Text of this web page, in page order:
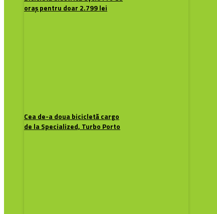
oraș pentru doar 2.799 lei
Cea de-a doua bicicletă cargo
de la Specialized, Turbo Porto